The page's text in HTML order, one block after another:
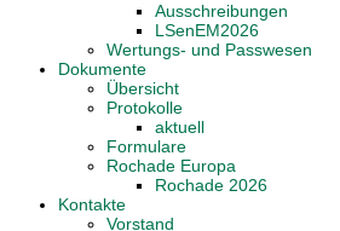
Ausschreibungen
LSenEM2026
Wertungs- und Passwesen
Dokumente
Übersicht
Protokolle
aktuell
Formulare
Rochade Europa
Rochade 2026
Kontakte
Vorstand